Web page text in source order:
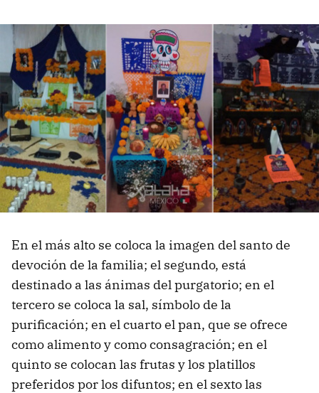
En el más alto se coloca la imagen del santo de
devoción de la familia; el segundo, está
destinado a las ánimas del purgatorio; en el
tercero se coloca la sal, símbolo de la
purificación; en el cuarto el pan, que se ofrece
como alimento y como consagración; en el
quinto se colocan las frutas y los platillos
preferidos por los difuntos; en el sexto las